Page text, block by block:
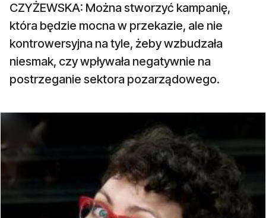
CZYŻEWSKA: Można stworzyć kampanię,
która będzie mocna w przekazie, ale nie
kontrowersyjna na tyle, żeby wzbudzała
niesmak, czy wpływała negatywnie na
postrzeganie sektora pozarządowego.